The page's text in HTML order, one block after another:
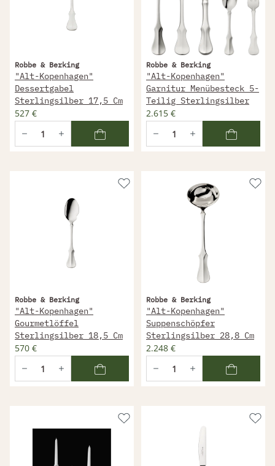
Robbe & Berking
"Alt-Kopenhagen"
Dessertgabel
Sterlingsilber 17,5 Cm
527 €
Robbe & Berking
"Alt-Kopenhagen"
Garnitur Menübesteck 5-
Teilig Sterlingsilber
2.615 €
Robbe & Berking
"Alt-Kopenhagen"
Gourmetlöffel
Sterlingsilber 18,5 Cm
570 €
Robbe & Berking
"Alt-Kopenhagen"
Suppenschöpfer
Sterlingsilber 28,8 Cm
2.248 €